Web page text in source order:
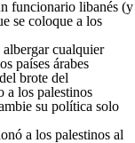
funcionario libanés (y
se coloque a los
albergar cualquier
países árabes
brote del
a los palestinos
su política solo
a los palestinos al